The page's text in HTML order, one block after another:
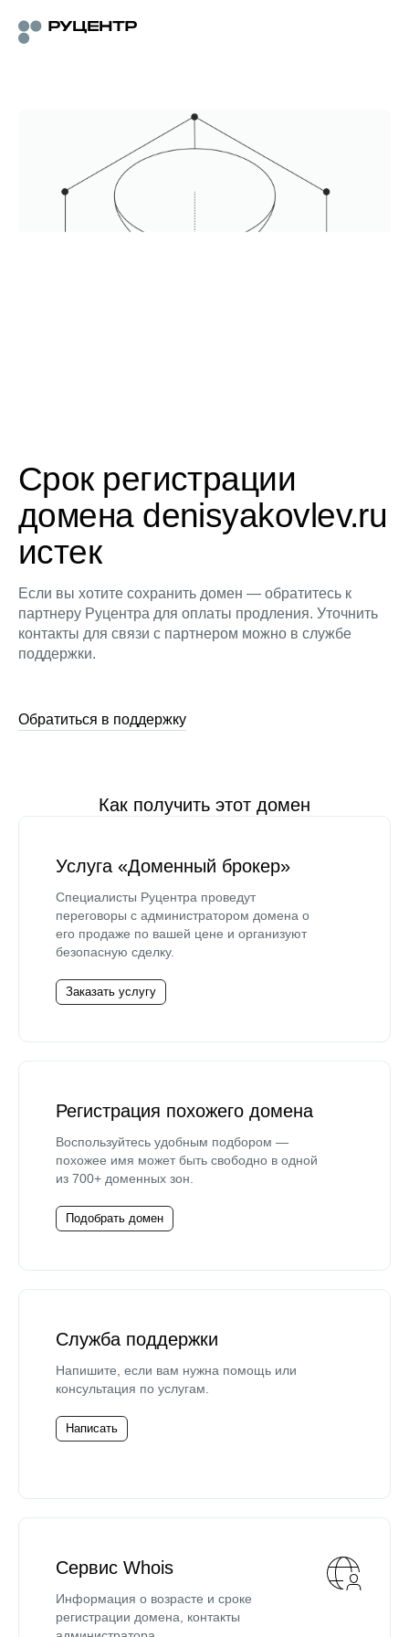
Срок регистрации
домена denisyakovlev.ru
истек
Если вы хотите сохранить домен — обратитесь к
партнеру Руцентра для оплаты продления. Уточнить
контакты для связи с партнером можно в службе
поддержки.
Обратиться в поддержку
Как получить этот домен
Услуга «Доменный брокер»
Специалисты Руцентра проведут
переговоры с администратором домена о
его продаже по вашей цене и организуют
безопасную сделку.
Заказать услугу
Регистрация похожего домена
Воспользуйтесь удобным подбором —
похожее имя может быть свободно в одной
из 700+ доменных зон.
Подобрать домен
Служба поддержки
Напишите, если вам нужна помощь или
консультация по услугам.
Написать
Сервис Whois
Информация о возрасте и сроке
регистрации домена, контакты